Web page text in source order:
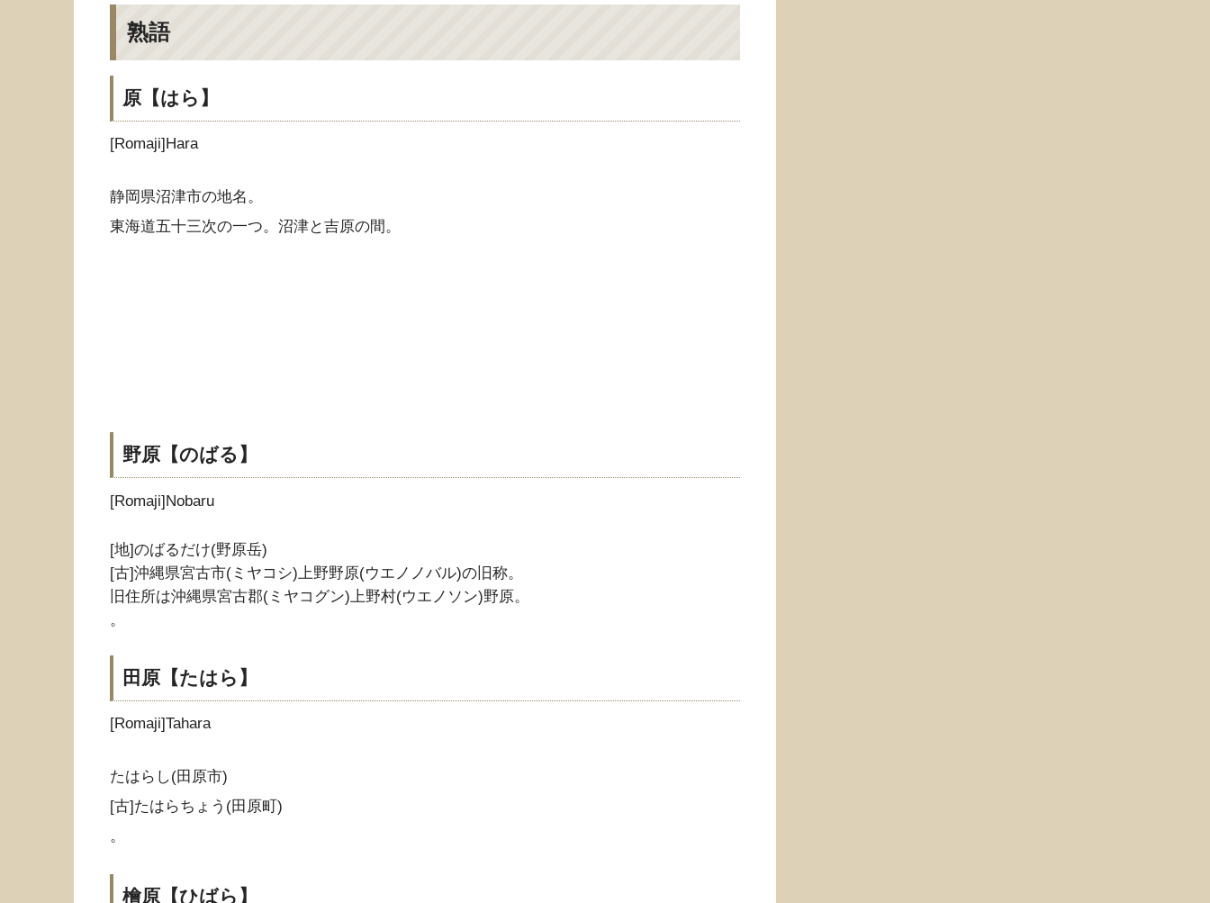
熟語
原【はら】
[Romaji]Hara
静岡県沼津市の地名。
東海道五十三次の一つ。沼津と吉原の間。
野原【のばる】
[Romaji]Nobaru
[地]のばるだけ(野原岳)
[古]沖縄県宮古市(ミヤコシ)上野野原(ウエノノバル)の旧称。
旧住所は沖縄県宮古郡(ミヤコグン)上野村(ウエノソン)野原。
。
田原【たはら】
[Romaji]Tahara
たはらし(田原市)
[古]たはらちょう(田原町)
。
檜原【ひばら】